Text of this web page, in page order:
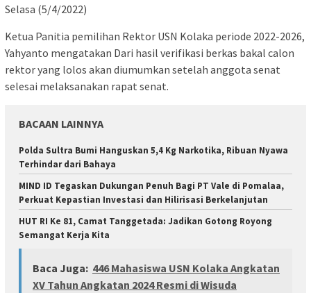
Selasa (5/4/2022)
Ketua Panitia pemilihan Rektor USN Kolaka periode 2022-2026,
Yahyanto mengatakan Dari hasil verifikasi berkas bakal calon
rektor yang lolos akan diumumkan setelah anggota senat
selesai melaksanakan rapat senat.
BACAAN LAINNYA
Polda Sultra Bumi Hanguskan 5,4 Kg Narkotika, Ribuan Nyawa
Terhindar dari Bahaya
MIND ID Tegaskan Dukungan Penuh Bagi PT Vale di Pomalaa,
Perkuat Kepastian Investasi dan Hilirisasi Berkelanjutan
HUT RI Ke 81, Camat Tanggetada: Jadikan Gotong Royong
Semangat Kerja Kita
Baca Juga: 446 Mahasiswa USN Kolaka Angkatan
XV Tahun Angkatan 2024 Resmi di Wisuda